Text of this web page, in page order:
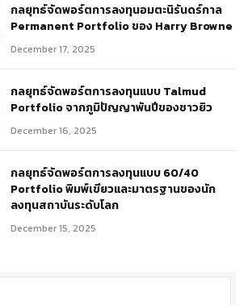
กลยุทธ์​จัดพอร์ตการลงทุนอมตะนิรันดร์กาล
Permanent Portfolio ของ Harry Browne
December 17, 2025
กลยุทธ์จัดพอร์ตการลงทุนแบบ Talmud
Portfolio จากภูมิปัญญาพันปีของชาวยิว
December 16, 2025
กลยุทธ์จัดพอร์ตการลงทุนแบบ 60/40
Portfolio พิมพ์เขียวและมาตรฐานของนัก
ลงทุนสถาบันระดับโลก
December 15, 2025